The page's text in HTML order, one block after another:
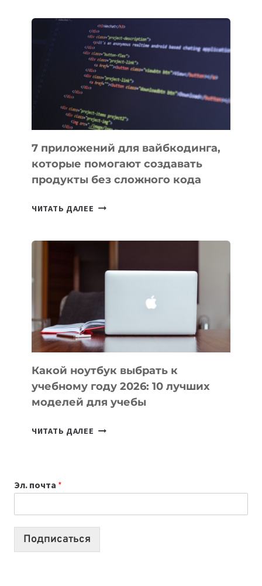
ПОЛЕЗНЫХ
ИНСТРУМЕНТОВ
ДЛЯ
РАБОТЫ
7 приложений для вайбкодинга,
которые помогают создавать
продукты без сложного кода
ЧИТАТЬ ДАЛЕЕ 7
ПОМОГАЮТ
СОЗДАВАТЬ
БЕЗ
СЛОЖНОГО
КОДА
Какой ноутбук выбрать к
учебному году 2026: 10 лучших
моделей для учебы
ЧИТАТЬ ДАЛЕЕ КАКОЙ
2026:
10
Эл. почта *
Подписаться